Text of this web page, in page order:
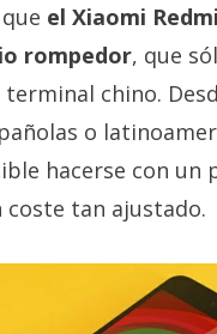
el Xiaomi
rompedor, que
chino.
o
hacerse con un
coste tan ajustado.